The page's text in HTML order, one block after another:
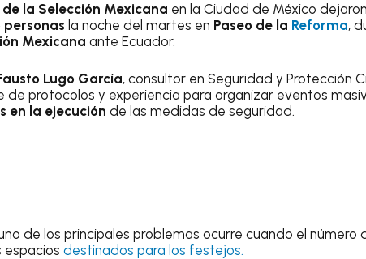
la Selección Mexicana en la Ciudad de México dejaron
la noche del martes en Paseo de la Reforma,
Mexicana ante Ecuador.
Lugo García, consultor en Seguridad y Protección
de protocolos y experiencia para organizar eventos
en la ejecución de las medidas de seguridad.
de los principales problemas ocurre cuando el número
espacios destinados para los festejos.